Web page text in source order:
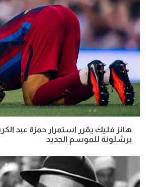
هانز فليك يقرر استمرار حمزة عبد
برشلونة للموسم الجديد